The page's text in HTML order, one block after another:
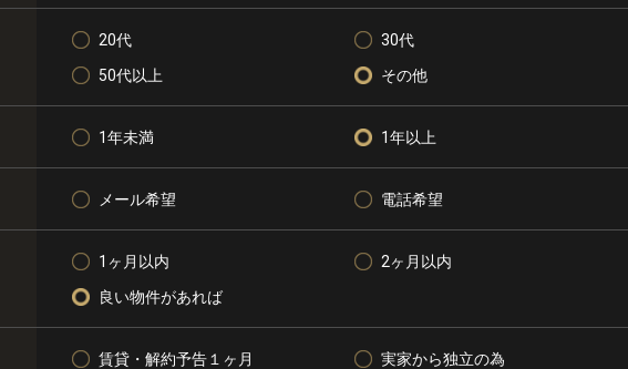
20代
30代
50代以上
その他
1年未満 1年以上
メール希望 電話希望
1ヶ月以内
2ヶ月以内
良い物件があれば
賃貸・解約予告１ヶ月
実家から独立の為